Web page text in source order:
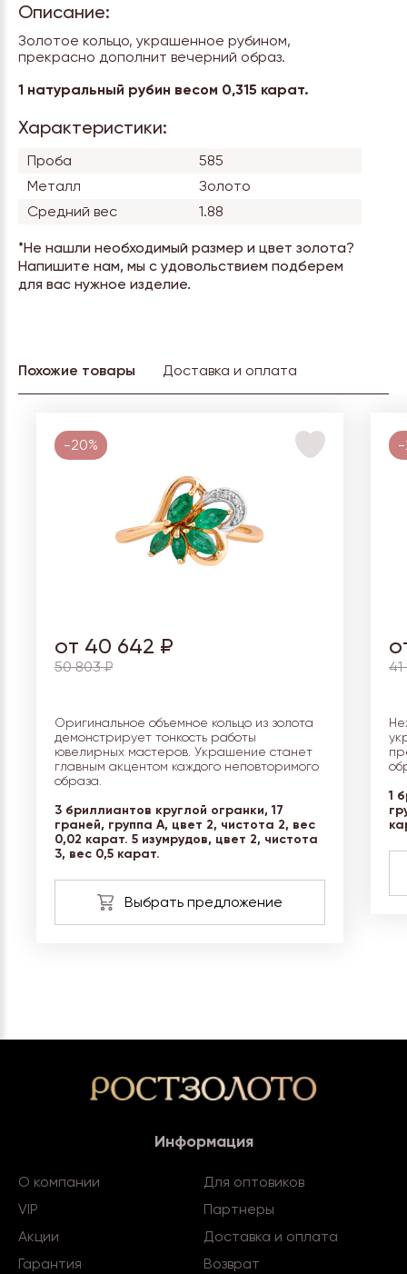
Описание:
Золотое кольцо, украшенное рубином,
прекрасно дополнит вечерний образ.
1 натуральный рубин весом 0,315 карат.
Характеристики:
Проба
585
Металл
Золото
Средний вес
1.88
*Не нашли необходимый размер и цвет золота?
Напишите нам, мы с удовольствием подберем
для вас нужное изделие.
Похожие товары Доставка и оплата
-20%
от 40 642 ₽
50 803 ₽
Оригинальное объемное кольцо из золота
демонстрирует тонкость работы
ювелирных мастеров. Украшение станет
главным акцентом каждого неповторимого
образа.
3 бриллиантов круглой огранки, 17
граней, группа А, цвет 2, чистота 2, вес
0,02 карат. 5 изумрудов, цвет 2, чистота
3, вес 0,5 карат.
-
1
Информация
О компании
Для оптовиков
VIP
Партнеры
Акции
Доставка и оплата
Гарантия
Возврат